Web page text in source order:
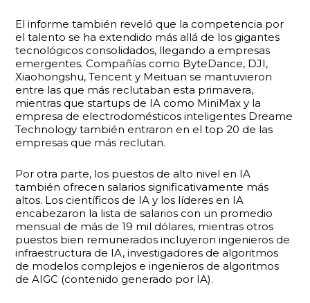
El informe también reveló que la competencia por
el talento se ha extendido más allá de los gigantes
tecnológicos consolidados, llegando a empresas
emergentes. Compañías como ByteDance, DJI,
Xiaohongshu, Tencent y Meituan se mantuvieron
entre las que más reclutaban esta primavera,
mientras que startups de IA como MiniMax y la
empresa de electrodomésticos inteligentes Dreame
Technology también entraron en el top 20 de las
empresas que más reclutan.
Por otra parte, los puestos de alto nivel en IA
también ofrecen salarios significativamente más
altos. Los científicos de IA y los líderes en IA
encabezaron la lista de salarios con un promedio
mensual de más de 19 mil dólares, mientras otros
puestos bien remunerados incluyeron ingenieros de
infraestructura de IA, investigadores de algoritmos
de modelos complejos e ingenieros de algoritmos
de AIGC (contenido generado por IA).